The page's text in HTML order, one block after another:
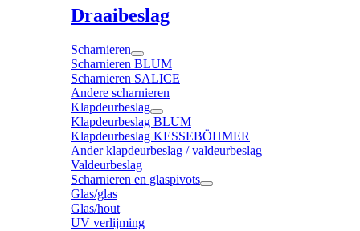
Draaibeslag
Scharnieren
Scharnieren BLUM
Scharnieren SALICE
Andere scharnieren
Klapdeurbeslag
Klapdeurbeslag BLUM
Klapdeurbeslag KESSEBÖHMER
Ander klapdeurbeslag / valdeurbeslag
Valdeurbeslag
Scharnieren en glaspivots
Glas/glas
Glas/hout
UV verlijming